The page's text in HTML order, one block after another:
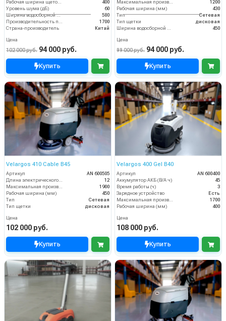
400
Уровень шума (дБ)
60
Ширина водосборной рейки
580
1700
Страна-производитель
Китай
Цена
102 000 руб. 94 000 руб.
Купить
1200
Рабочая ширина (мм)
430
Тип
Сетевая
Тип щетки
дисковая
450
Цена
99 000 руб. 94 000 руб.
Купить
Velargos 410 Cable B45
Артикул
AN 600505
Длина электрического кабеля (м)
12
Максимальная производительность (кв.м/час)
1900
Рабочая ширина (мм)
450
Тип
Сетевая
Тип щетки
дисковая
Цена
102 000 руб.
Купить
Velargos 400 Gel B40
Артикул
AN 600400
Аккумулятор АКБ (В/А·ч)
45
Время работы (ч)
3
Зарядное устройство
Есть
Максимальная производительность (кв.м/час)
1700
Рабочая ширина (мм)
400
Цена
108 000 руб.
Купить